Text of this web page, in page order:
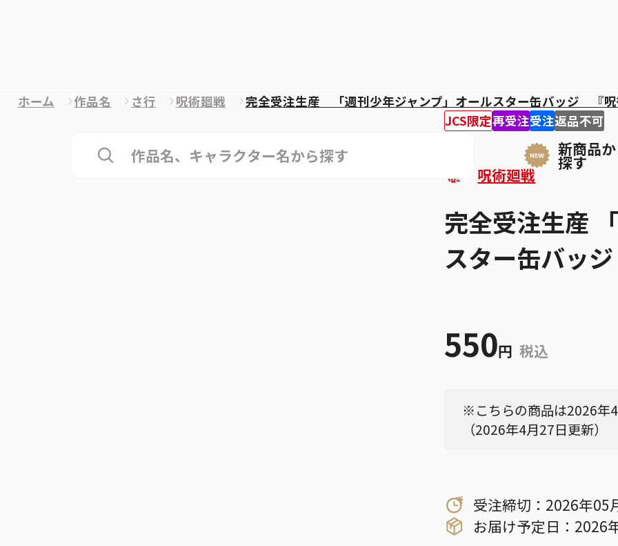
新商品
探す
ホーム 作品名 さ行 呪術廻戦 完全受注生産 「週刊少年ジャンプ」オールスター缶バッジ 『
JCS限定再受注受注返品不可
呪術廻戦
完全受注生産
スター缶バッジ
550円 税込
※こちらの商品は2026年4
（2026年4月27日更新）
受注締切：2026年05
お届け予定日：2026